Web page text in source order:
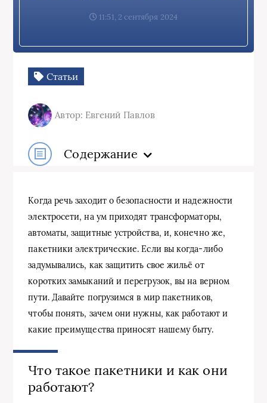
11:51, 2 сентября 2024
Статьи
Автор: Евгений Павлов
Содержание
Когда речь заходит о безопасности и надежности
электросети, на ум приходят трансформаторы,
автоматы, защитные устройства, и, конечно же,
пакетники электрические. Если вы когда-либо
задумывались, как защитить свое жильё от
коротких замыканий и перегрузок, вы на верном
пути. Давайте погрузимся в мир пакетников,
чтобы понять, зачем они нужны, как работают и
какие преимущества приносят нашему быту.
Что такое пакетники и как они
работают?